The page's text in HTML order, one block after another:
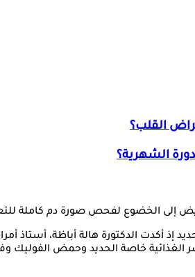
القلب؟
الشهرية؟
إلى الخضوع لفحص صورة دم كاملة
إذ أكدت الدكتورة هالة أباظة،
خاصة الحديد وحمض الفوليك وفيتامين ب12، لذا